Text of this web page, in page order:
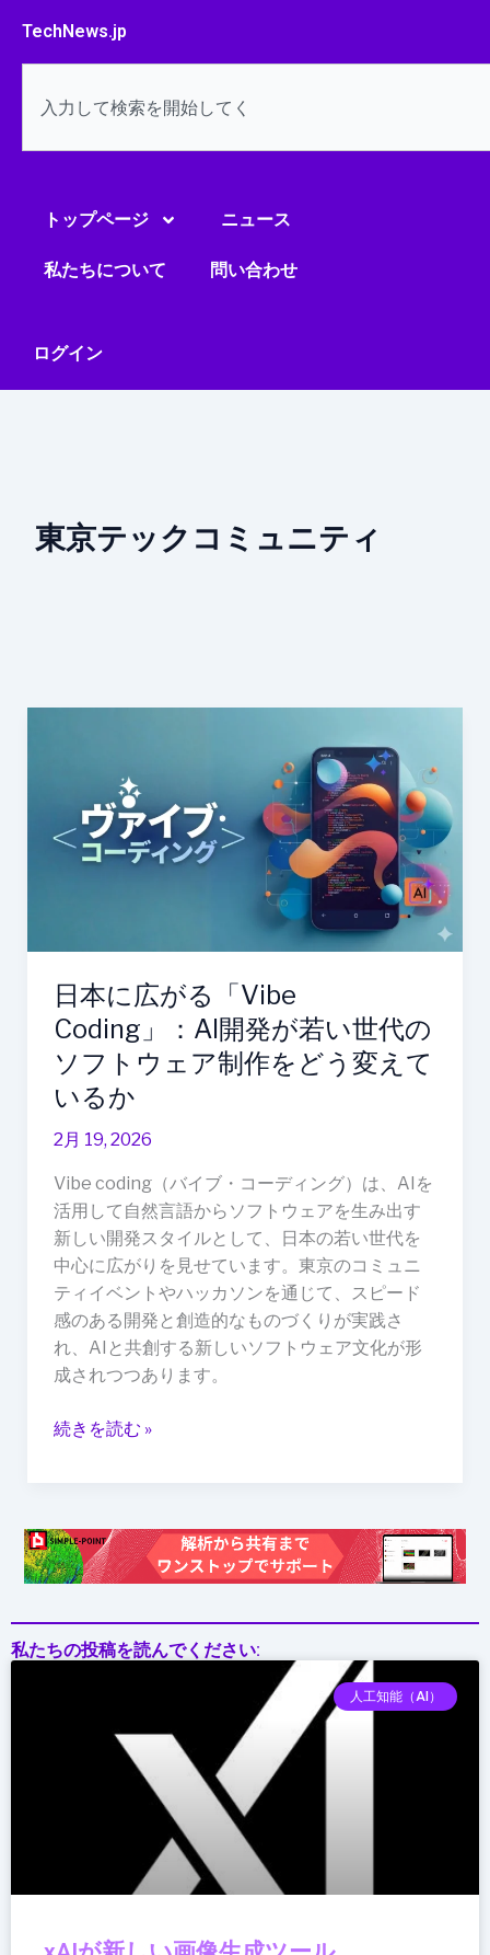
TechNews.jp
トップページ ニュース
私たちについて 問い合わせ
ログイン
東京テックコミュニティ
日本に広がる「Vibe
Coding」：AI開発が若い世代の
ソフトウェア制作をどう変えて
いるか
2月 19, 2026
Vibe coding（バイブ・コーディング）は、AIを
活用して自然言語からソフトウェアを生み出す
新しい開発スタイルとして、日本の若い世代を
中心に広がりを見せています。東京のコミュニ
ティイベントやハッカソンを通じて、スピード
感のある開発と創造的なものづくりが実践さ
れ、AIと共創する新しいソフトウェア文化が形
成されつつあります。
が
発
が
い
世
代
ソ
フ
ト
ウ
ェ
ア
制
作
ど
て
い
か
続きを読む »
私たちの投稿を読んでください:
人工知能（AI）